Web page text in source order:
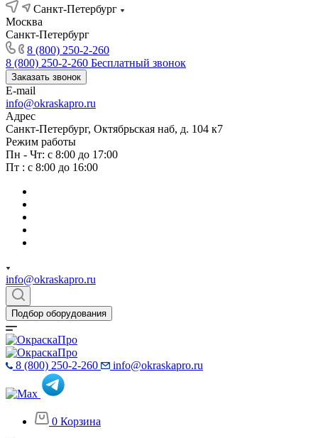
Санкт-Петербург
Москва
Санкт-Петербург
8 (800) 250-2-260
8 (800) 250-2-260 Бесплатный звонок
Заказать звонок
E-mail
info@okraskapro.ru
Адрес
Санкт-Петербург, Октябрьская наб, д. 104 к7
Режим работы
Пн - Чт: с 8:00 до 17:00
Пт : с 8:00 до 16:00
info@okraskapro.ru
Подбор оборудования
8 (800) 250-2-260 info@okraskapro.ru
0 Корзина